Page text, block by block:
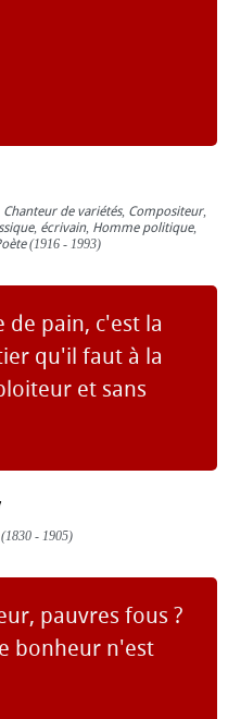
Chanteur de variétés, Compositeur,
, écrivain, Homme politique,
(1916 - 1993)
de pain, c'est la
qu'il faut à la
et sans
- 1905)
pauvres fous ?
bonheur n'est